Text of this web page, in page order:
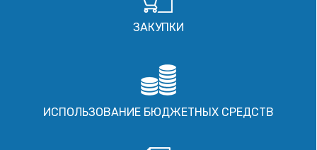
ЗАКУПКИ
ИСПОЛЬЗОВАНИЕ БЮДЖЕТНЫХ СРЕДСТВ